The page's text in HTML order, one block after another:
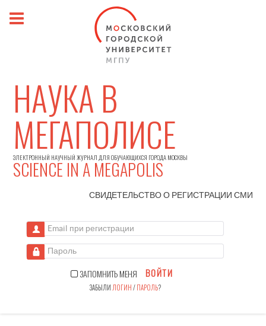
НАУКА В
МЕГАПОЛИСЕ
ЭЛЕКТРОННЫЙ НАУЧНЫЙ ЖУРНАЛ ДЛЯ ОБУЧАЮЩИХСЯ ГОРОДА МОСКВЫ
SCIENCE IN A MEGAPOLIS
СВИДЕТЕЛЬСТВО О РЕГИСТРАЦИИСМИ
Email при регистрации
Пароль
ЗАПОМНИТЬ МЕНЯ ВОЙТИ
ЗАБЫЛИ ЛОГИН/ПАРОЛЬ?